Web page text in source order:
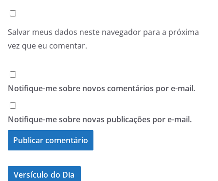
Salvar meus dados neste navegador para a próxima
vez que eu comentar.
Notifique-me sobre novos comentários por e-mail.
Notifique-me sobre novas publicações por e-mail.
Versículo do Dia